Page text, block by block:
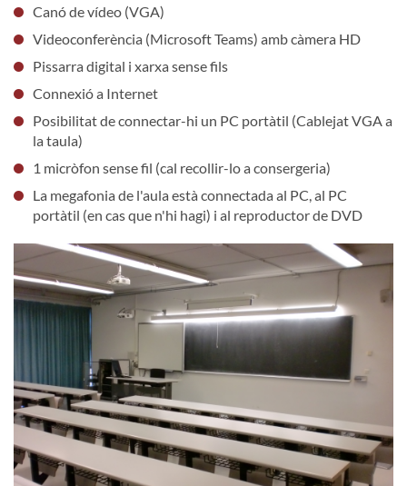
Canó de vídeo (VGA)
Videoconferència (Microsoft Teams) amb càmera HD
Pissarra digital i xarxa sense fils
Connexió a Internet
Posibilitat de connectar-hi un PC portàtil (Cablejat VGA a
la taula)
1 micròfon sense fil (cal recollir-lo a consergeria)
La megafonia de l'aula està connectada al PC, al PC
portàtil (en cas que n'hi hagi) i al reproductor de DVD